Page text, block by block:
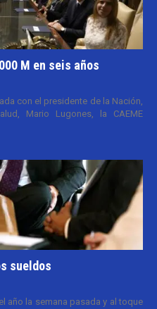
M en seis años
con el presidente de la Nación,
Mario Lugones, la CAEME
sueldos
año la semana pasada y al toque